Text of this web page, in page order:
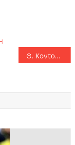
Θ. Κοντογεώργης: «Σε πολύ καλό επίπεδο οι ελληνοαμερικανικές σχέσεις – Προσβλέπουμε σε στενή συνεργασία με το νέο Πρόεδρο και για την Ελλάδα και για την Ευρώπη»